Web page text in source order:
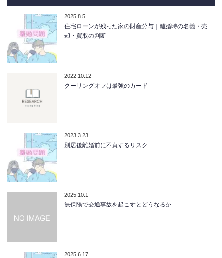
2025.8.5
住宅ローンが残った家の財産分与｜離婚時の名義・売
却・買取の判断
2022.10.12
クーリングオフは最強のカード
2023.3.23
別居後離婚前に不貞するリスク
2025.10.1
無保険で交通事故を起こすとどうなるか
2025.6.17